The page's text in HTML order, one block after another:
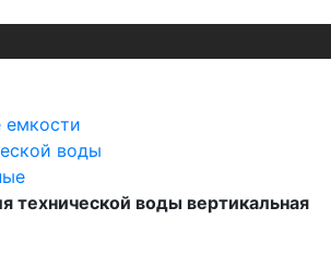
воды
технической воды вертикальная